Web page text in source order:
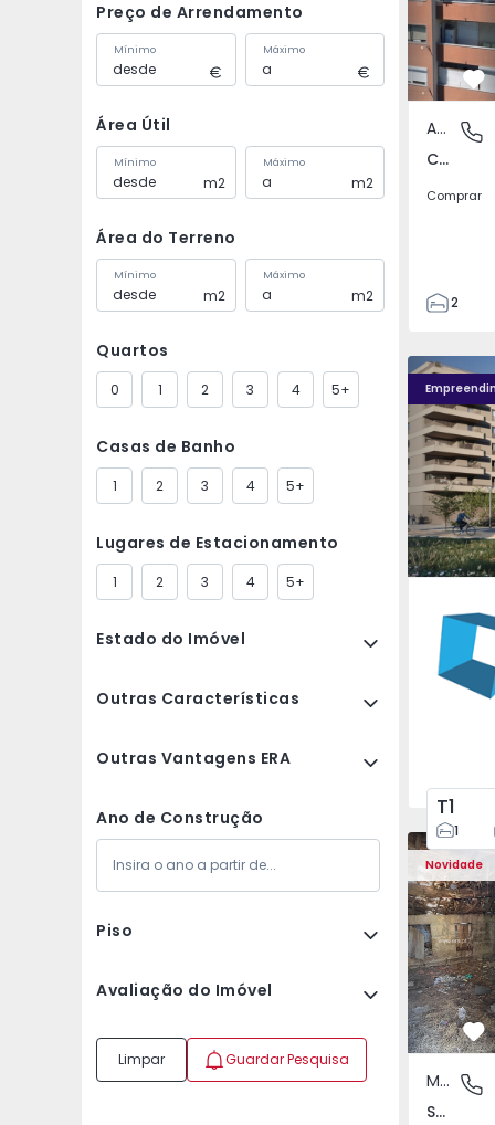
Preço de Arrendamento
Mínimo Máximo
Área Útil
Mínimo
m2
Máximo
m2
Área do Terreno
Mínimo
m2
Máximo
m2
Quartos
0 1 2 3 4 5+
Casas de Banho
1 2 3 4 5+
Lugares de Estacionamento
1 2 3 4 5+
Estado do Imóvel
Outras Características
Outras Vantagens ERA
Ano de Construção
Piso
Avaliação do Imóvel
Limpar Guardar Pesquisa
Covilhã
Apartamento
Covilhã e Canhoso, Castelo Branco
Comprar
2
85
85
0
4
Fachada PLENO JARDIM - 4Fachada
Águas
T1
1
Novidade
Moradia
São
Moradia Rústica
São Tomé do Castelo e Justes, Vila Real